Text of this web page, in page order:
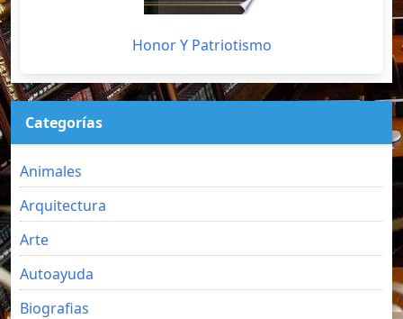
Honor Y Patriotismo
Categorías
Animales
Arquitectura
Arte
Autoayuda
Biografias